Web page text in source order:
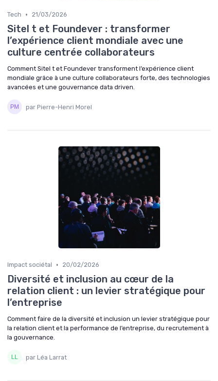
Tech • 21/03/2026
Sitel t et Foundever : transformer
l’expérience client mondiale avec une
culture centrée collaborateurs
Comment Sitel t et Foundever transforment l’expérience client
mondiale grâce à une culture collaborateurs forte, des technologies
avancées et une gouvernance data driven.
par Pierre-Henri Morel
Impact sociétal • 20/02/2026
Diversité et inclusion au cœur de la
relation client : un levier stratégique pour
l’entreprise
Comment faire de la diversité et inclusion un levier stratégique pour
la relation client et la performance de l’entreprise, du recrutement à
la gouvernance.
par Léa Larrat